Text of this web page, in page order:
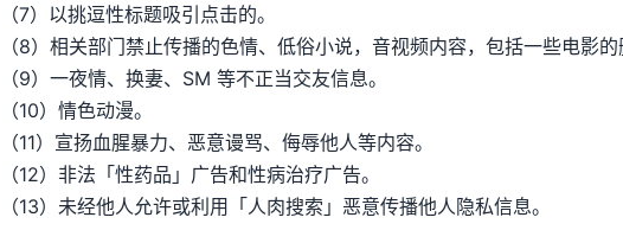
（7）以挑逗性标题吸引点击的。
（8）相关部门禁止传播的色情、低俗小说，音视频内容，包括一些电影的
（9）一夜情、换妻、SM 等不正当交友信息。
（10）情色动漫。
（11）宣扬血腥暴力、恶意谩骂、侮辱他人等内容。
（12）非法「性药品」广告和性病治疗广告。
（13）未经他人允许或利用「人肉搜索」恶意传播他人隐私信息。